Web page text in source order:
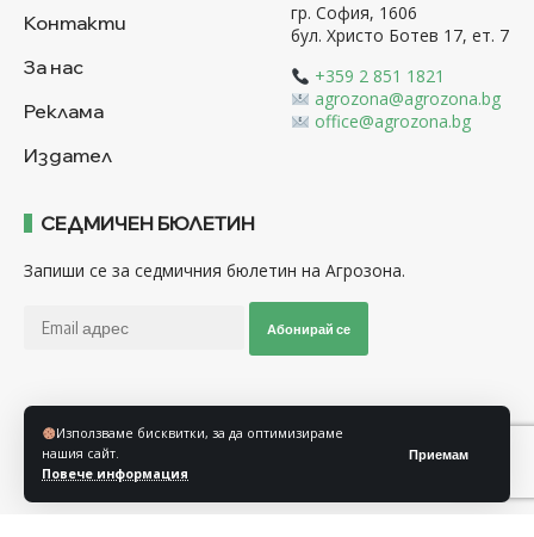
Използваме бисквитки, за да оптимизираме
нашия сайт.
Повече информация
Приемам
Контакти
За нас
Реклама
Издател
гр. София, 1606
бул. Христо Ботев 17, ет. 7
+359 2 851 1821
agrozona@agrozona.bg
office@agrozona.bg
СЕДМИЧЕН БЮЛЕТИН
Запиши се за седмичния бюлетин на Агрозона.
Абонирай се
Последвайте ни